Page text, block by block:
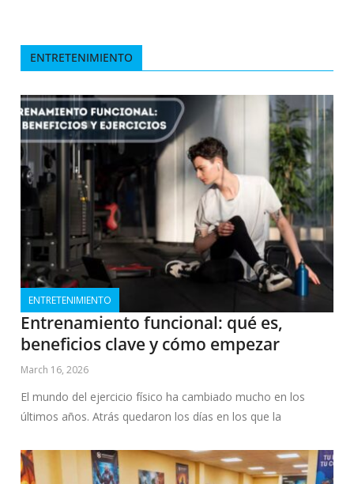
ENTRETENIMIENTO
ENTRETENIMIENTO
Entrenamiento funcional: qué es,
beneficios clave y cómo empezar
March 16, 2026
El mundo del ejercicio físico ha cambiado mucho en los
últimos años. Atrás quedaron los días en los que la